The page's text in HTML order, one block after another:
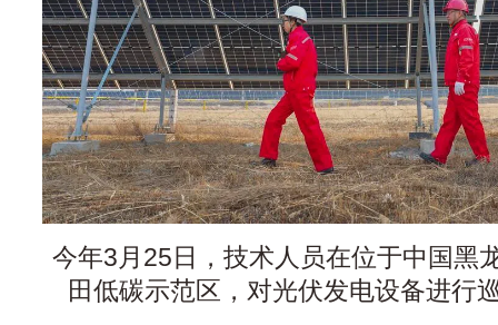
今年3月25日，技术人员在位于中国黑
田低碳示范区，对光伏发电设备进行